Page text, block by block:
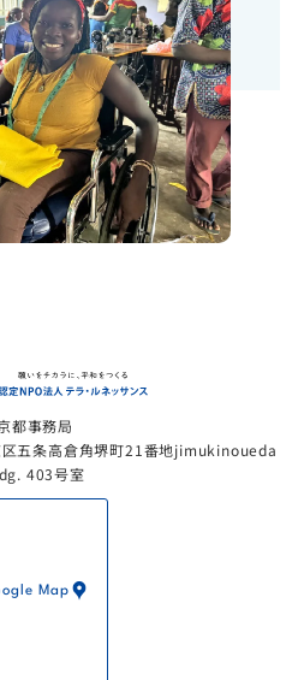
都事務局
五条高倉角堺町21番地jimukinoueda
403号室
Map